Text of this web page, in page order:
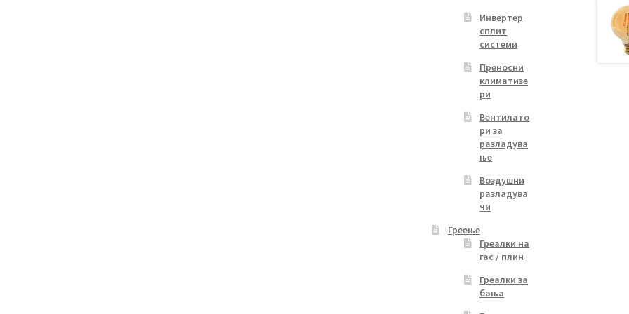
Инвертер
сплит
системи
Преносни
климатизе
ри
Вентилато
ри за
разладува
ње
Воздушни
разладува
чи
Греење
Греалки на
гас / плин
Греалки за
бања